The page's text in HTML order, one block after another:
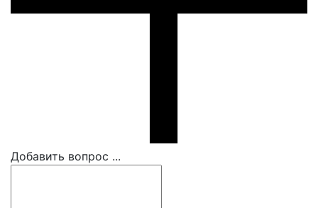
Добавить вопрос ...